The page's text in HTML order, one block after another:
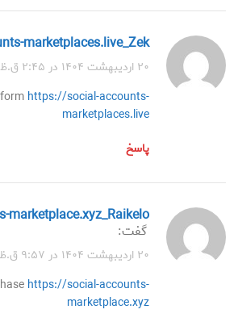
marketplaces.live_Zek
۲۰ اردیبهشت ۱۴۰۴ در ۲:۴۵ ق.ظ
https://social-accounts-
marketplaces.live
پاسخ
marketplace.xyz_Raikelo
گفت:
۲۰ اردیبهشت ۱۴۰۴ در ۹:۵۷ ق.ظ
https://social-accounts-
marketplace.xyz